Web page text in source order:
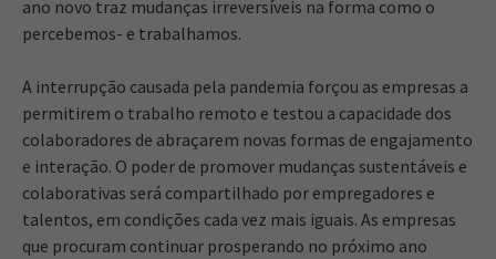
ano novo traz mudanças irreversíveis na forma como o
percebemos- e trabalhamos.
A interrupção causada pela pandemia forçou as empresas a
permitirem o trabalho remoto e testou a capacidade dos
colaboradores de abraçarem novas formas de engajamento
e interação. O poder de promover mudanças sustentáveis ​​e
colaborativas será compartilhado por empregadores e
talentos, em condições cada vez mais iguais. As empresas
que procuram continuar prosperando no próximo ano